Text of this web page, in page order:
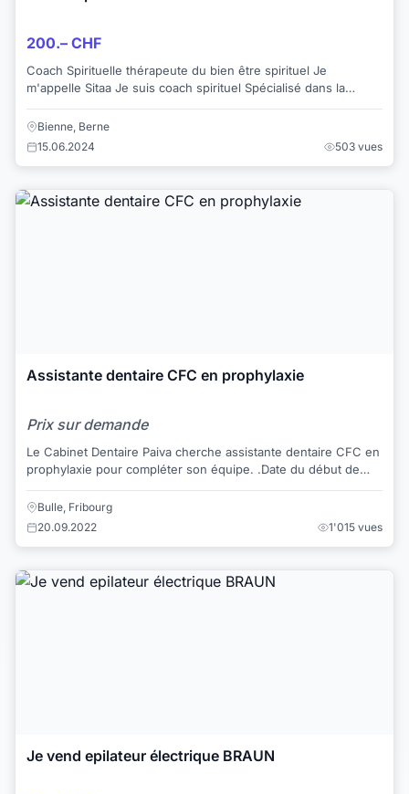
200.– CHF
Coach Spirituelle thérapeute du bien être spirituel Je
m'appelle Sitaa Je suis coach spirituel Spécialisé dans la
Bienne, Berne
15.06.2024
503 vues
Assistante dentaire CFC en prophylaxie
Prix sur demande
Le Cabinet Dentaire Paiva cherche assistante dentaire CFC en
prophylaxie pour compléter son équipe. .Date du début de
Bulle, Fribourg
20.09.2022
1'015 vues
Je vend epilateur électrique BRAUN